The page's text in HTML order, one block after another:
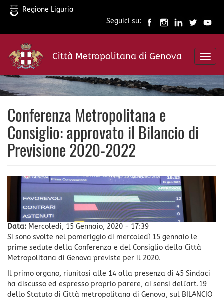
Salta
contenuto
principale
Regione Liguria
Seguici su:
Città Metropolitana di Genova
Conferenza Metropolitana e
Consiglio: approvato il Bilancio di
Previsione 2020-2022
Data: Mercoledì, 15 Gennaio, 2020 - 17:39
Si sono svolte nel pomeriggio di mercoledì 15 gennaio le
prime sedute della Conferenza e del Consiglio della Città
Metropolitana di Genova previste per il 2020.
Il primo organo, riunitosi alle 14 alla presenza di 45 Sindaci
ha discusso ed espresso proprio parere, ai sensi dell'art.19
dello Statuto di Città metropolitana di Genova, sul BILANCIO